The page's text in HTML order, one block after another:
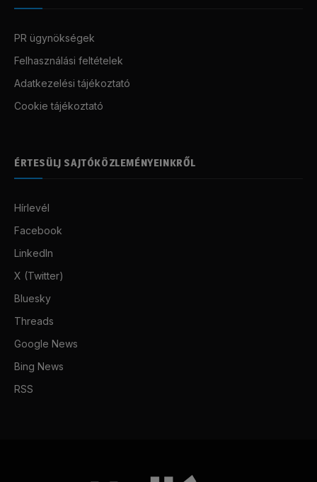
PR ügynökségek
Felhasználási feltételek
Adatkezelési tájékoztató
Cookie tájékoztató
ÉRTESÜLJ SAJTÓKÖZLEMÉNYEINKRŐL
Hírlevél
Facebook
LinkedIn
X (Twitter)
Bluesky
Threads
Google News
Bing News
RSS